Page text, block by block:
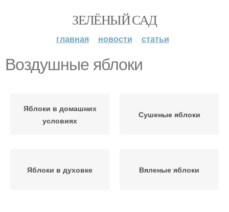
ЗЕЛЁНЫЙ САД
главная новости статьи
Воздушные яблоки
Яблоки в домашних
условиях
Сушеные яблоки
Яблоки в духовке Вяленые яблоки